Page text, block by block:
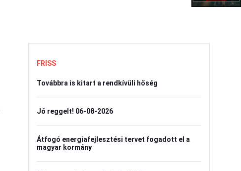
FRISS
Továbbra is kitart a rendkívüli hőség
Jó reggelt! 06-08-2026
Átfogó energiafejlesztési tervet fogadott el a
magyar kormány